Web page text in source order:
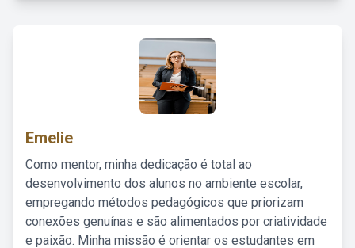
Emelie
Como mentor, minha dedicação é total ao
desenvolvimento dos alunos no ambiente escolar,
empregando métodos pedagógicos que priorizam
conexões genuínas e são alimentados por criatividade
e paixão. Minha missão é orientar os estudantes em